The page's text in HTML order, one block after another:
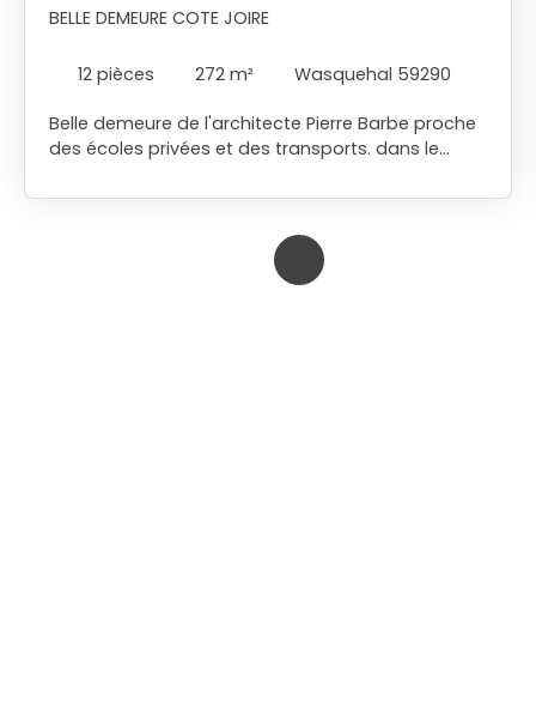
BELLE DEMEURE COTE JOIRE
12 pièces 272 m² Wasquehal 59290
Belle demeure de l'architecte Pierre Barbe proche
des écoles privées et des transports. dans le
une parcelle de plus de 2500m2 avec une surface
éventuellement détachable, mais uniquement
pour une construction d'habitation ou de